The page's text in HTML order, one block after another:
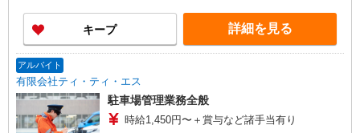
キープ 詳細を見る
アルバイト
有限会社ティ・ティ・エス
駐車場管理業務全般
時給1,450円〜＋賞与など諸手当有り